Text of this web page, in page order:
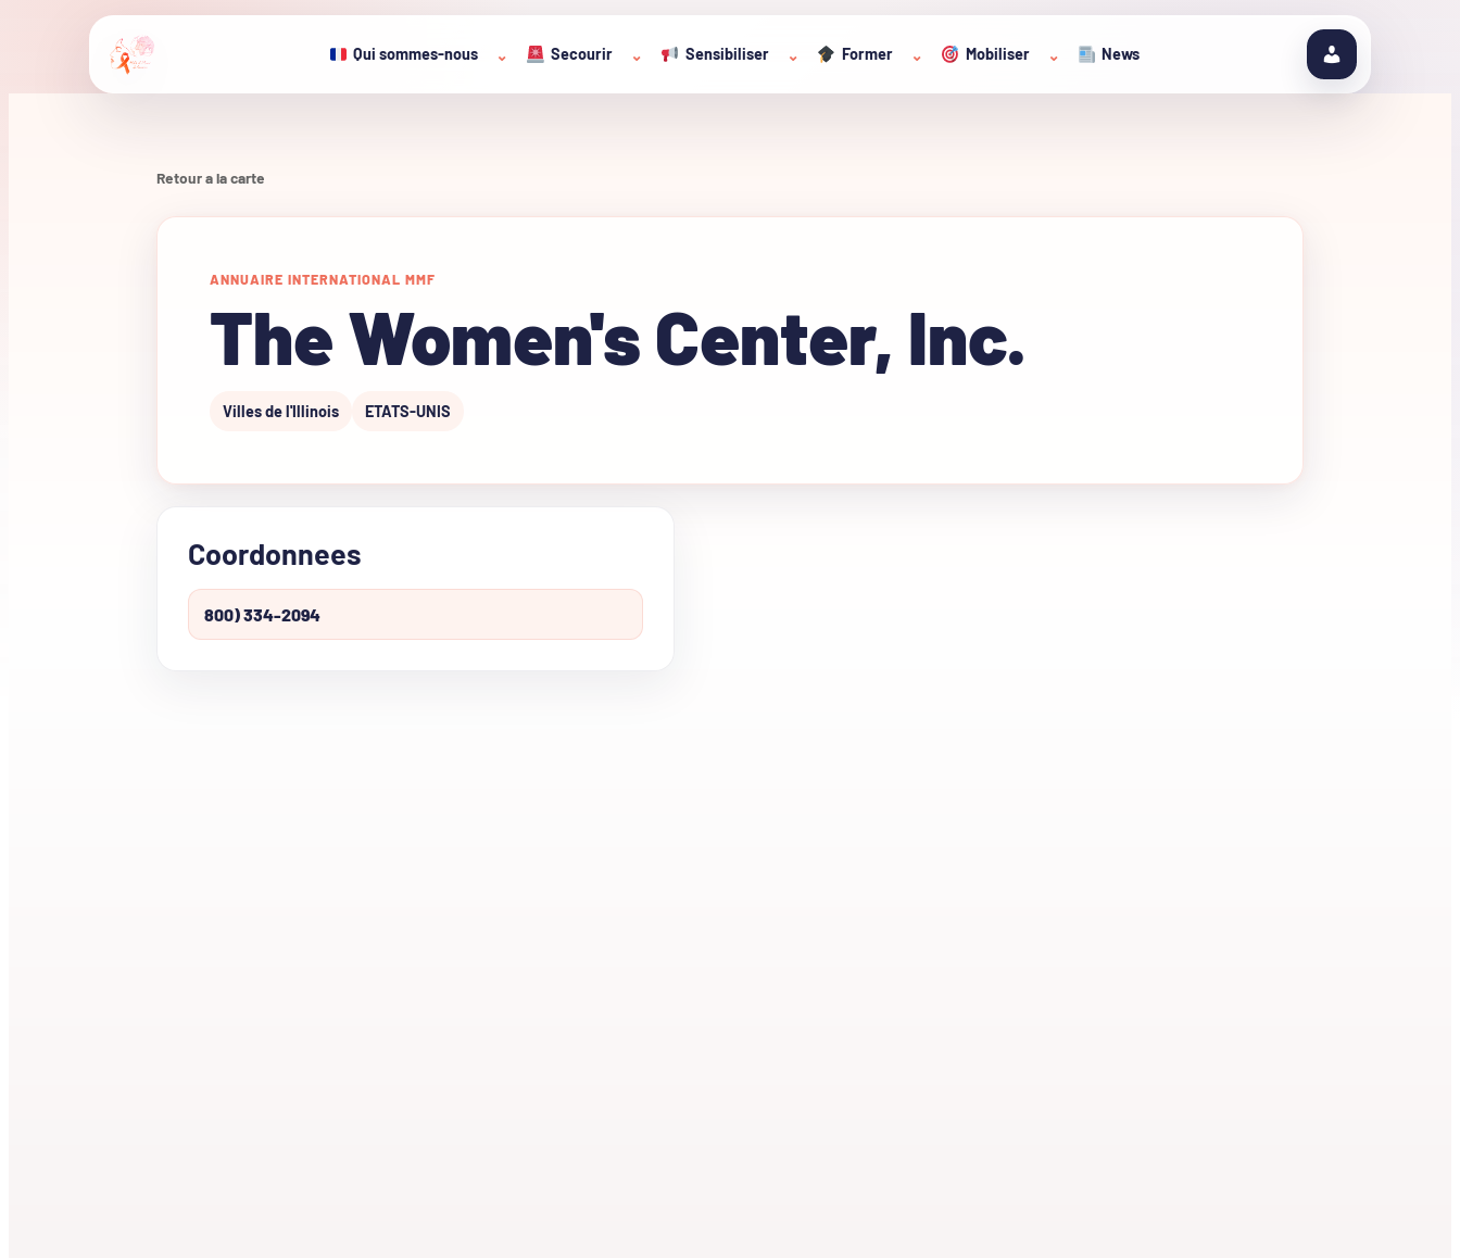
Qui sommes-nous ⌄ Secourir ⌄ Sensibiliser ⌄ Former ⌄ Mobiliser ⌄ News
Retour a la carte
ANNUAIRE INTERNATIONAL MMF
The Women's Center, Inc.
Villes de l'Illinois ETATS-UNIS
Coordonnees
800) 334-2094